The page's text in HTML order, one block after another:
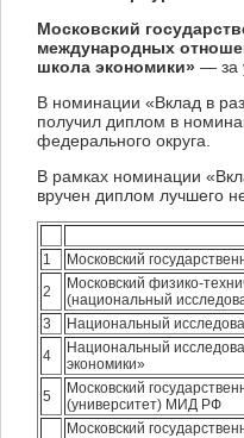
Московский
международных
школа экономики» — за
В номинации «Вклад в
получил диплом в
федерального округа.
В рамках номинации
вручен диплом лучшего
1
Московский
2
Московский физико-
(национальный
3
Национальный
4
Национальный
экономики»
5
Московский
(университет) МИД РФ
Московский